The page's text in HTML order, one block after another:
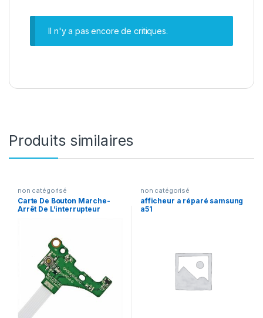
Il n'y a pas encore de critiques.
Produits similaires
non catégorisé
Carte De Bouton Marche-
Arrêt De L’interrupteur
non catégorisé
afficheur a réparé samsung
a51